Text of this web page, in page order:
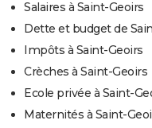
Salaires à Saint-Geoirs
Dette et budget de
Impôts à Saint-Geoirs
Crèches à Saint-Geoirs
Ecole privée à Saint-
Maternités à Saint-